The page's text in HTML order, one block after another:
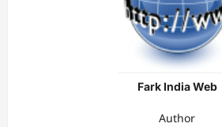
Fark India Web
Author